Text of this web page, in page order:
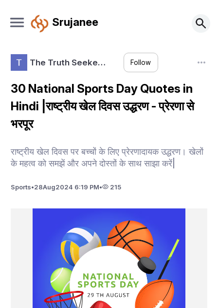
Srujanee
The Truth Seeke… Follow
30 National Sports Day Quotes in
Hindi |राष्ट्रीय खेल दिवस उद्धरण - प्रेरणा से
भरपूर
राष्ट्रीय खेल दिवस पर बच्चों के लिए प्रेरणादायक उद्धरण। खेलों
के महत्व को समझें और अपने दोस्तों के साथ साझा करें|
Sports•28Aug2024 6:19 PM• 215